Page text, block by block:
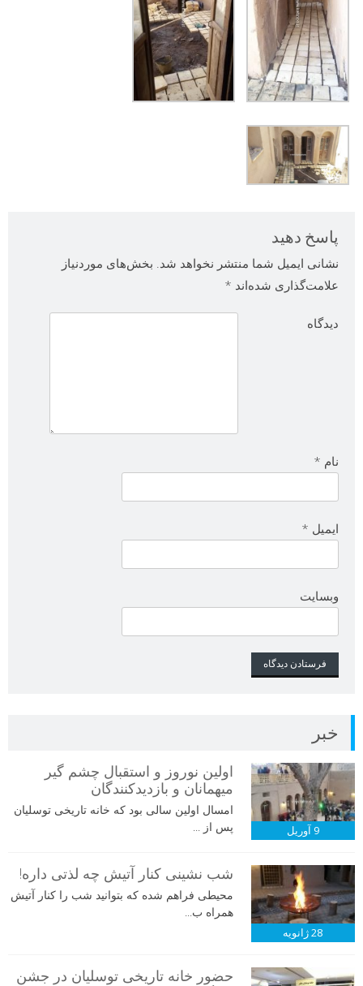
پاسخ دهید
نشانی ایمیل شما منتشر نخواهد شد. بخش‌های موردنیاز
علامت‌گذاری شده‌اند *
دیدگاه
نام *
ایمیل *
وبسایت
خبر
9آوریل
اولین نوروز و استقبال چشم گیر
میهمانان و بازدیدکنندگان
امسال اولین سالی بود که خانه تاریخی توسلیان
پس از ...
28ژانویه
شب نشینی کنار آتیش چه لذتی داره!
محیطی فراهم شده که بتوانید شب را کنار آتیش
همراه ب...
حضور خانه تاریخی توسلیان در جشن